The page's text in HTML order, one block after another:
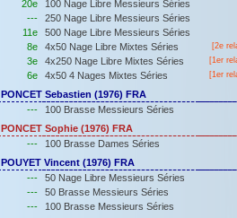
20e
100 Nage Libre Messieurs Séries
---
250 Nage Libre Messieurs Séries
11e
500 Nage Libre Messieurs Séries
8e
4x50 Nage Libre Mixtes Séries [2e
3e 4x250 Nage Libre Mixtes Séries [1er
6e 4x50 4 Nages Mixtes Séries [1er
PONCET Sebastien (1976) FRA
---
100 Brasse Messieurs Séries
PONCET Sophie (1976) FRA
---
100 Brasse Dames Séries
POUYET Vincent (1976) FRA
---
50 Nage Libre Messieurs Séries
---
50 Brasse Messieurs Séries
---
100 Brasse Messieurs Séries